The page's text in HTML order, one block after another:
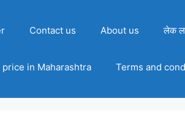
Contact us About us लेक
price in Maharashtra Terms and